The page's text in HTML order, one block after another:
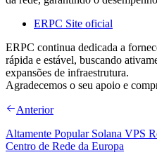
ERPC Site oficial
ERPC continua dedicada a
rápida e estável, buscando
expansões de infraestrutura.
Agradecemos o seu apoio e
Anterior
Altamente Popular Solana VPS
Centro de Rede da Europa